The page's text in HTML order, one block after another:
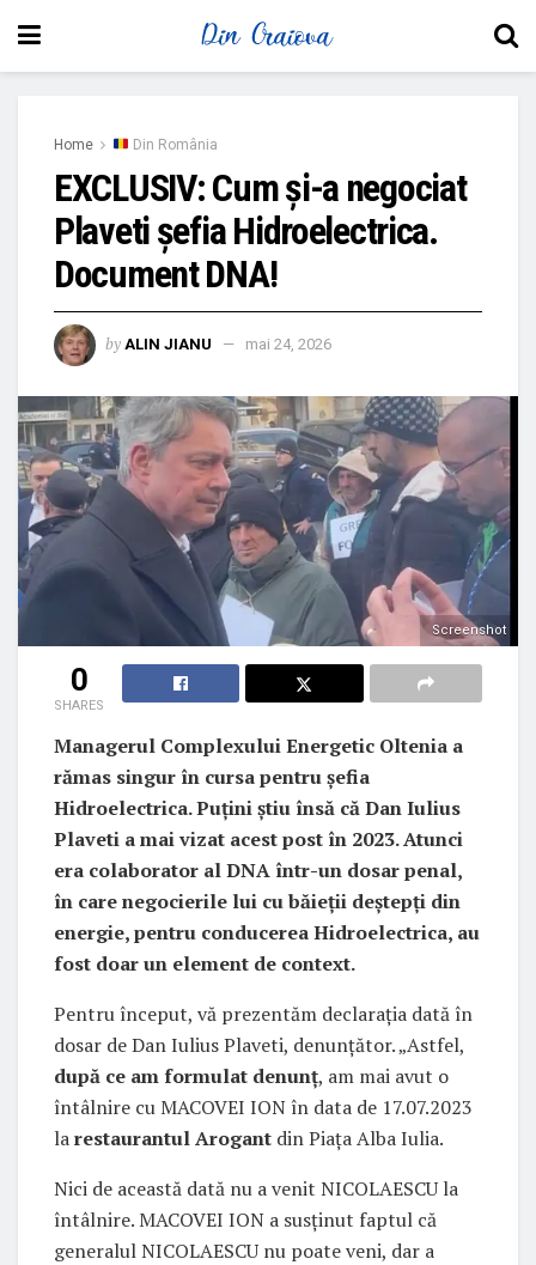
Home Din România
EXCLUSIV: Cum și-a negociat
Plaveti șefia Hidroelectrica.
Document DNA!
by ALIN JIANU mai 24, 2026
Screenshot
0
SHARES
Managerul Complexului Energetic Oltenia a
rămas singur în cursa pentru șefia
Hidroelectrica. Puțini știu însă că Dan Iulius
Plaveti a mai vizat acest post în 2023. Atunci
era colaborator al DNA într-un dosar penal,
în care negocierile lui cu băieții deștepți din
energie, pentru conducerea Hidroelectrica, au
fost doar un element de context.
Pentru început, vă prezentăm declarația dată în
dosar de Dan Iulius Plaveti, denunțător. „Astfel,
după ce am formulat denunț, am mai avut o
întâlnire cu MACOVEI ION în data de 17.07.2023
larestaurantul Arogant din Piața Alba Iulia.
Nici de această dată nu a venit NICOLAESCU la
întâlnire. MACOVEI ION a susținut faptul că
generalul NICOLAESCU nu poate veni, dar a